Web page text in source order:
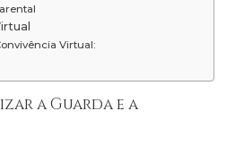
Virtual:
a Guarda e a